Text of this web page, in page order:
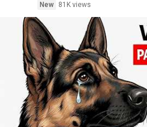
New
81K views